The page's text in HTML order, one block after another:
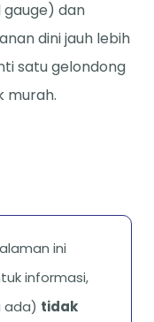
dan
dini jauh lebih
satu gelondong
murah.
ini
informasi,
ada) tidak